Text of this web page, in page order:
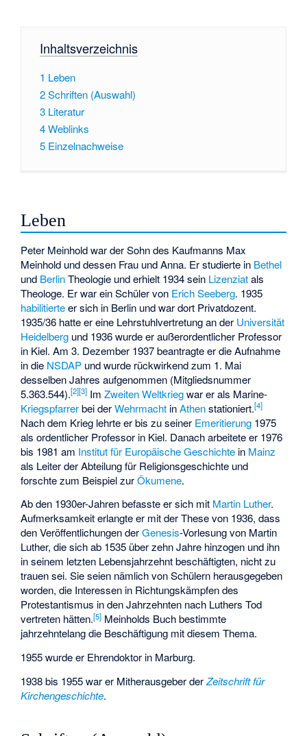
Inhaltsverzeichnis
1 Leben
2Schriften (Auswahl)
3 Literatur
4Weblinks
5 Einzelnachweise
Leben
Peter Meinhold war der Sohn des Kaufmanns Max
Meinhold und dessen Frau und Anna. Er studierte in Bethel
und BerlinTheologie und erhielt 1934 sein Lizenziatals
Theologe. Er war ein Schüler von Erich Seeberg. 1935
habilitierteer sich in Berlin und war dort Privatdozent.
1935/36 hatte er eine Lehrstuhlvertretung an der Universität
Heidelberg und 1936 wurde er außerordentlicher Professor
in Kiel. Am 3. Dezember 1937 beantragte er die Aufnahme
in die NSDAP und wurde rückwirkend zum 1. Mai
desselben Jahres aufgenommen (Mitgliedsnummer
5.363.544).[2][3] ImZweiten Weltkriegwar er als Marine-
Kriegspfarrerbei derWehrmacht inAthenstationiert.[4]
Nach dem Krieg lehrte er bis zu seiner Emeritierung 1975
als ordentlicher Professor in Kiel. Danach arbeitete er 1976
bis 1981 am Institut für Europäische Geschichte in Mainz
als Leiter der Abteilung für Religionsgeschichte und
forschte zum Beispiel zurÖkumene.
Ab den 1930er-Jahren befasste er sich mit Martin Luther.
Aufmerksamkeit erlangte er mit der These von 1936, dass
den Veröffentlichungen derGenesis-Vorlesung von Martin
Luther, die sich ab 1535 über zehn Jahre hinzogen und ihn
in seinem letzten Lebensjahrzehnt beschäftigten, nicht zu
trauen sei. Sie seien nämlich von Schülern herausgegeben
worden, die Interessen in Richtungskämpfen des
Protestantismus in den Jahrzehnten nach Luthers Tod
vertreten hätten.[5] Meinholds Buch bestimmte
jahrzehntelang die Beschäftigung mit diesem Thema.
1955 wurde er Ehrendoktor in Marburg.
1938 bis 1955 war er Mitherausgeber derZeitschrift für
Kirchengeschichte.